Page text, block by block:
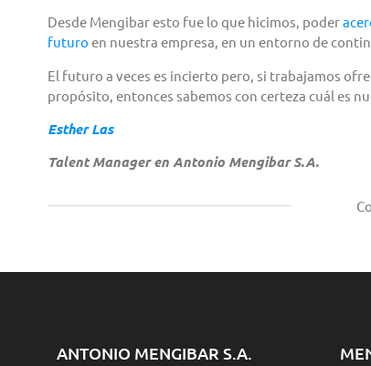
Desde Mengibar esto fue lo que hicimos, poder
futuro en nuestra empresa, en un entorno de
El futuro a veces es incierto pero, si trabajamos
propósito, entonces sabemos con certeza cuál es
Esther Las
Talent Manager en Antonio Mengibar S.A.
ANTONIO MENGIBAR S.A.